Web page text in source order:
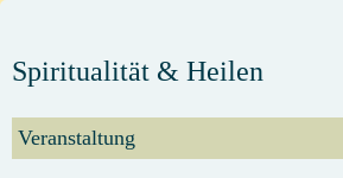
Spiritualität & Heilen
Veranstaltung